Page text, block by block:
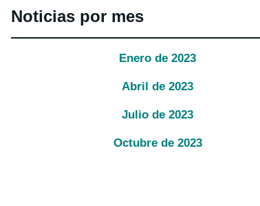
Noticias por mes
Enero de2023
Abril de2023
Julio de2023
Octubrede 2023